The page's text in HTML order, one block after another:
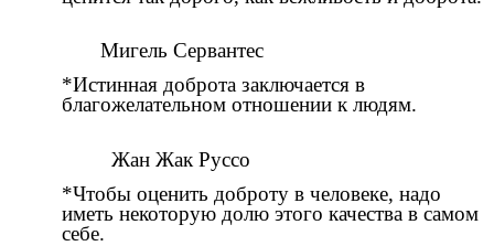
Мигель Сервантес
*Истинная доброта заключается в
благожелательном отношении к людям.
Жан Жак Руссо
*Чтобы оценить доброту в человеке, надо
иметь некоторую долю этого качества в самом
себе.